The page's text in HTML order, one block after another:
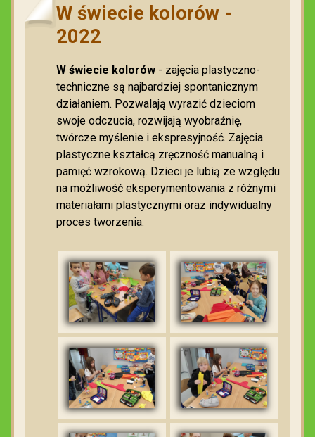
W świecie kolorów -
2022
W świecie kolorów - zajęcia plastyczno-
techniczne są najbardziej spontanicznym
działaniem. Pozwalają wyrazić dzieciom
swoje odczucia, rozwijają wyobraźnię,
twórcze myślenie i ekspresyjność. Zajęcia
plastyczne kształcą zręczność manualną i
pamięć wzrokową. Dzieci je lubią ze względu
na możliwość eksperymentowania z różnymi
materiałami plastycznymi oraz indywidualny
proces tworzenia.